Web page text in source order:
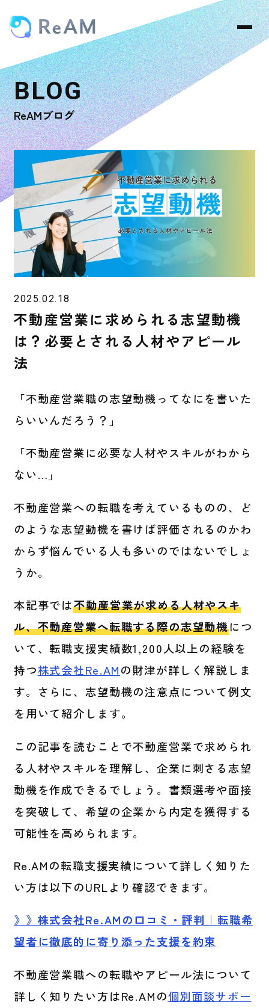
ReAMブログ
2025.02.18
不動産営業に求められる志望動機
は？必要とされる人材やアピール
法
「不動産営業職の志望動機ってなにを書いた
らいいんだろう？」
「不動産営業に必要な人材やスキルがわから
ない…」
不動産営業への転職を考えているものの、ど
のような志望動機を書けば評価されるのかわ
からず悩んでいる人も多いのではないでしょ
うか。
本記事では不動産営業が求める人材やスキ
ル、不動産営業へ転職する際の志望動機につ
いて、転職支援実績数1,200人以上の経験を
持つ株式会社Re.AMの財津が詳しく解説しま
す。さらに、志望動機の注意点について例文
を用いて紹介します。
この記事を読むことで不動産営業で求められ
る人材やスキルを理解し、企業に刺さる志望
動機を作成できるでしょう。書類選考や面接
を突破して、希望の企業から内定を獲得する
可能性を高められます。
Re.AMの転職支援実績について詳しく知りた
い方は以下のURLより確認できます。
》》株式会社Re.AMの口コミ・評判｜転職希
望者に徹底的に寄り添った支援を約束
不動産営業職への転職やアピール法について
詳しく知りたい方はRe.AMの個別面談サポー